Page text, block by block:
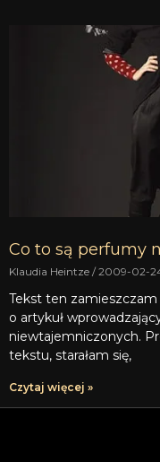
Co to są perfumy
Klaudia Heintze 2009-02-
Tekst ten zamieszczam
o artykuł
niewtajemniczonych.
tekstu, starałam się,
Czytaj więcej »